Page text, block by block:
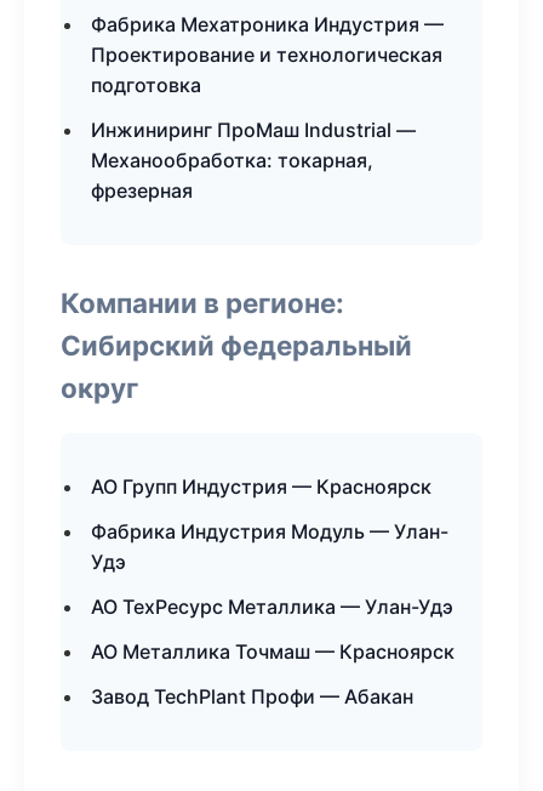
Фабрика Мехатроника Индустрия —
Проектирование и технологическая
подготовка
Инжиниринг ПроМаш Industrial —
Механообработка: токарная,
фрезерная
Компании в регионе:
Сибирский федеральный
округ
АО Групп Индустрия — Красноярск
Фабрика Индустрия Модуль — Улан-
Удэ
АО ТехРесурс Металлика — Улан-Удэ
АО Металлика Точмаш — Красноярск
Завод TechPlant Профи — Абакан